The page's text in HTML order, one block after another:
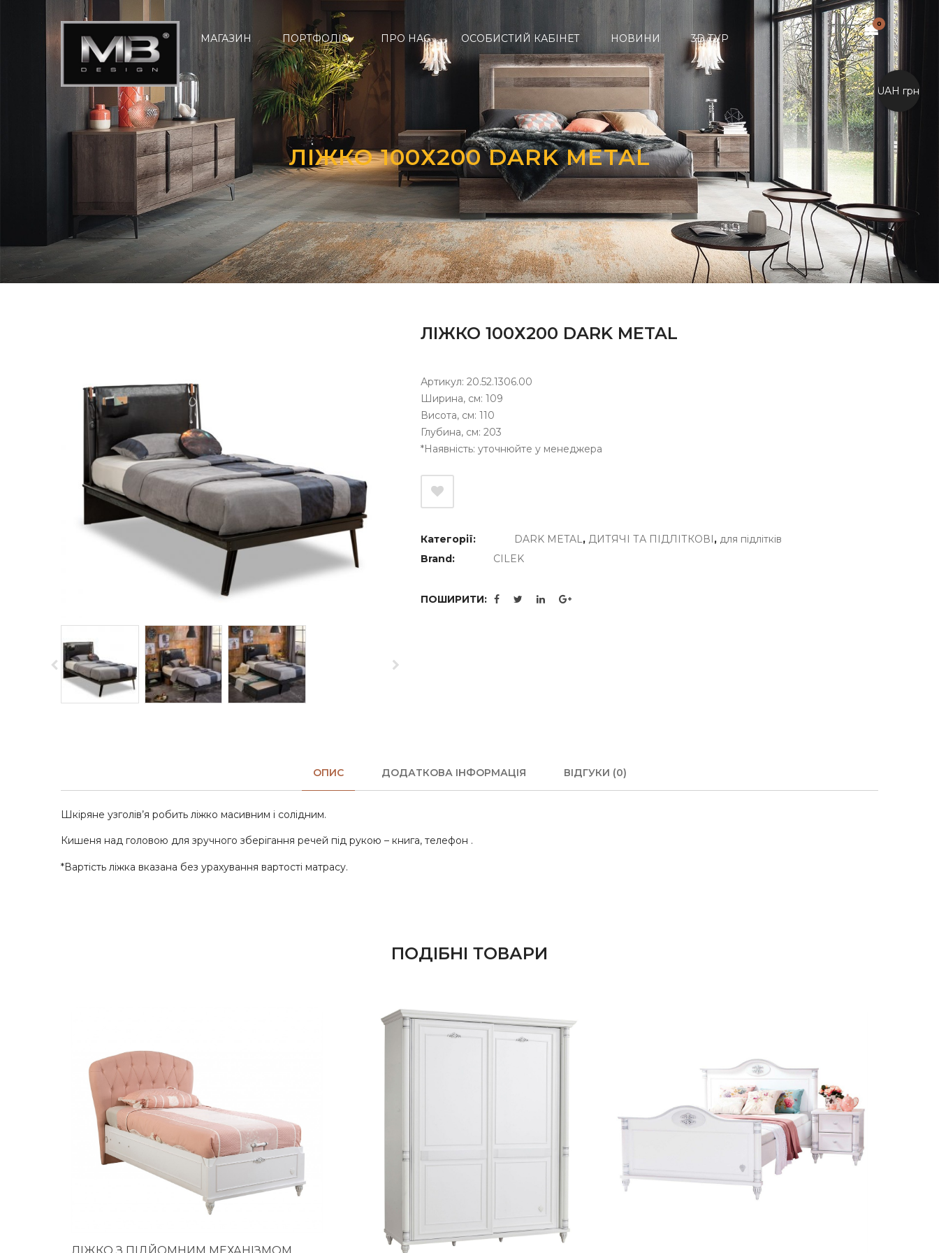
МАГАЗИН ПОРТФОЛІО ПРО НАС ОСОБИСТИЙ КАБІНЕТ НОВИНИ 3D ТУР
0
ЛІЖКО 100Х200 DARK METAL
ЛІЖКО 100Х200 DARK METAL
Артикул: 20.52.1306.00
Ширина, см: 109
Висота, см: 110
Глубина, см: 203
*Наявність: уточнюйте у менеджера
Категорії: DARK METAL, ДИТЯЧІ ТА ПІДЛІТКОВІ, для підлітків
Brand:
CILEK
ПОШИРИТИ:
ОПИС ДОДАТКОВА ІНФОРМАЦІЯ ВІДГУКИ (0)
Шкіряне узголів’я робить ліжко масивним і солідним.
Кишеня над головою для зручного зберігання речей під рукою – книга, телефон .
*Вартість ліжка вказана без урахування вартості матрасу.
ПОДІБНІ ТОВАРИ
UAH грн.